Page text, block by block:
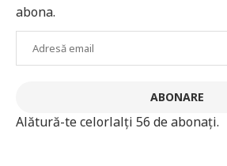
abona.
Adresă
ABONARE
Alătură-te celorlalți 56 de abonați.